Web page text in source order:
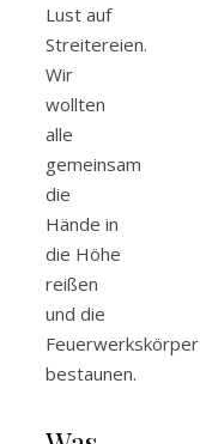
Lust auf
Streitereien.
Wir
wollten
alle
gemeinsam
die
Hände in
die Höhe
reißen
und die
Feuerwerkskörper
bestaunen.